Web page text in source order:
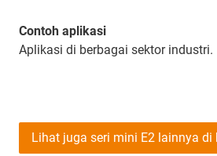
Contoh aplikasi
Aplikasi di berbagai sektor industri.
Lihat juga seri mini E2 lainnya di